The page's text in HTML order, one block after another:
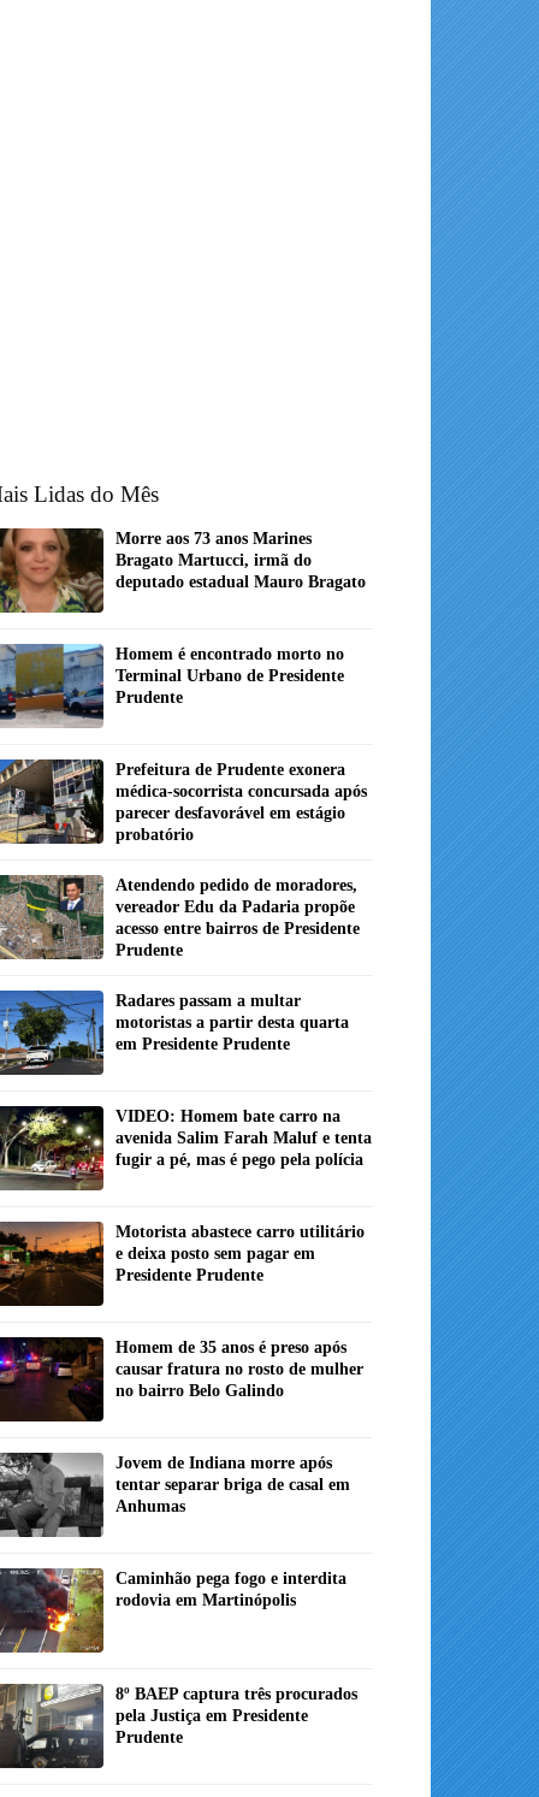
Lidas do Mês
Morre aos 73 anos Marines
Bragato Martucci, irmã do
deputado estadual Mauro Bragato
Homem é encontrado morto no
Terminal Urbano de Presidente
Prudente
Prefeitura de Prudente exonera
médica-socorrista concursada após
parecer desfavorável em estágio
probatório
Atendendo pedido de moradores,
vereador Edu da Padaria propõe
acesso entre bairros de Presidente
Prudente
Radares passam a multar
motoristas a partir desta quarta
em Presidente Prudente
VIDEO: Homem bate carro na
avenida Salim Farah Maluf e tenta
fugir a pé, mas é pego pela polícia
Motorista abastece carro utilitário
e deixa posto sem pagar em
Presidente Prudente
Homem de 35 anos é preso após
causar fratura no rosto de mulher
no bairro Belo Galindo
Jovem de Indiana morre após
tentar separar briga de casal em
Anhumas
Caminhão pega fogo e interdita
rodovia em Martinópolis
8º BAEP captura três procurados
pela Justiça em Presidente
Prudente